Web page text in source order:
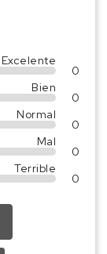
Excelente
0
Bien
0
Normal
0
Mal
0
Terrible
0